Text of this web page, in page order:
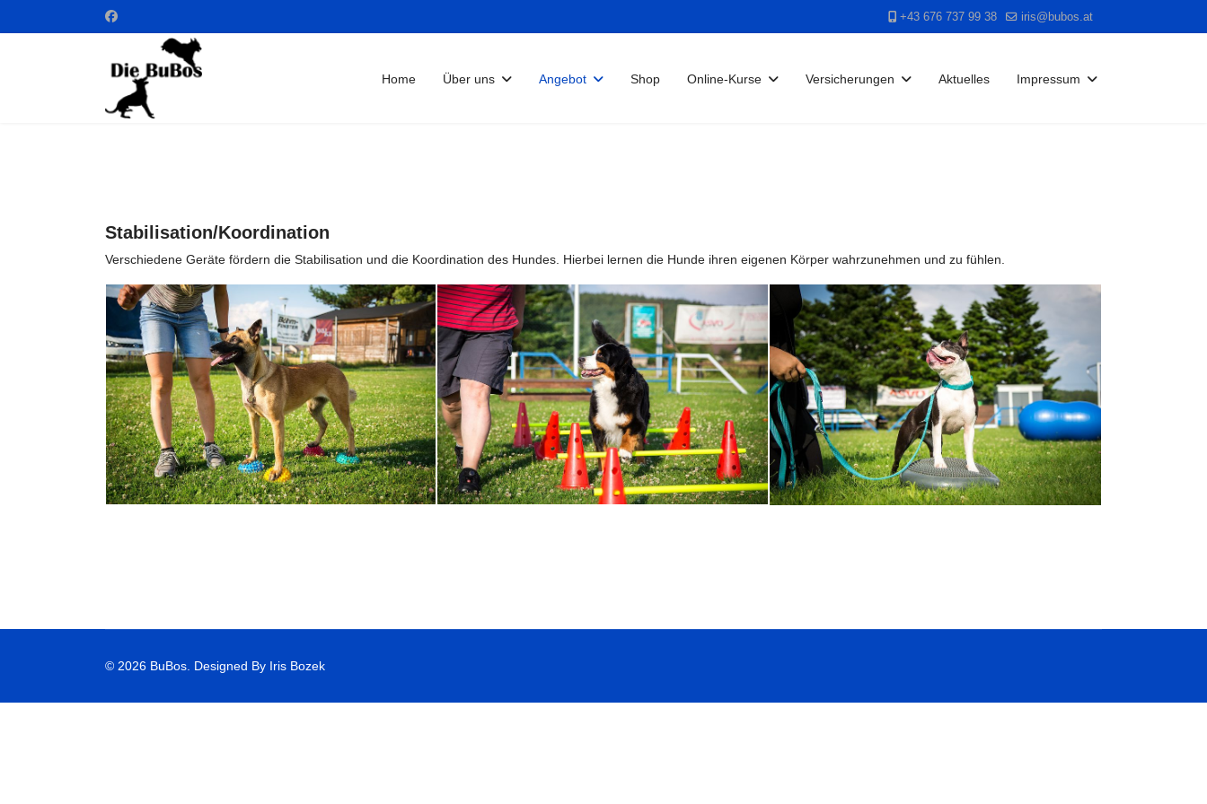
+43 676 737 99 38 iris@bubos.at
Home Über uns Angebot Shop Online-Kurse Versicherungen Aktuelles Impressum
Stabilisation/Koordination
Verschiedene Geräte fördern die Stabilisation und die Koordination des Hundes. Hierbei lernen die Hunde ihren eigenen Körper wahrzunehmen und zu fühlen.
© 2026 BuBos. Designed By Iris Bozek